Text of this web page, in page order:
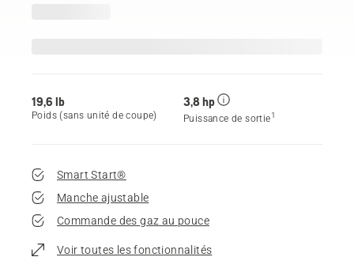
19,6 lb
Poids (sans unité de coupe)
3,8 hp
Puissance de sortie1
Smart Start®
Manche ajustable
Commande des gaz au pouce
Voir toutes les fonctionnalités